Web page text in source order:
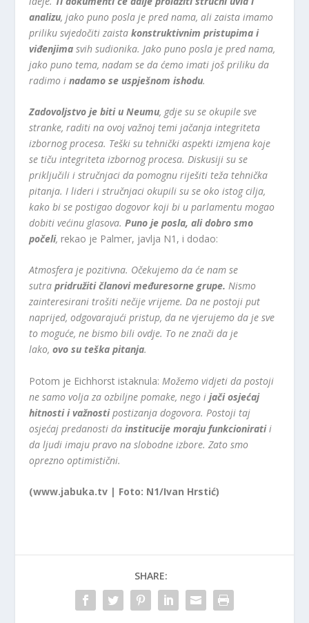
analizu, jako puno posla je pred nama, ali zaista imamo
priliku svjedočiti zaista konstruktivnim pristupima i
viđenjima svih sudionika. Jako puno posla je pred nama,
jako puno tema, nadam se da ćemo imati još priliku da
radimo i nadamo se uspješnom ishodu.
Zadovoljstvo je biti u Neumu, gdje su se okupile sve
stranke, raditi na ovoj važnoj temi jačanja integriteta
izbornog procesa. Teški su tehnički aspekti izmjena koje
se tiču integriteta izbornog procesa. Diskusiji su se
priključili i stručnjaci da pomognu riješiti teža tehnička
pitanja. I lideri i stručnjaci okupili su se oko istog cilja,
kako bi se postigao dogovor koji bi u parlamentu mogao
dobiti većinu glasova.Puno je posla, ali dobro smo
počeli, rekao je Palmer, javlja N1, i dodao:
Atmosfera je pozitivna. Očekujemo da će nam se
sutrapridružiti članovi međuresorne grupe. Nismo
zainteresirani trošiti nečije vrijeme. Da ne postoji put
naprijed, odgovarajući pristup, da ne vjerujemo da je sve
to moguće, ne bismo bili ovdje. To ne znači da je
lako,ovo su teška pitanja.
Potom je Eichhorst istaknula: Možemo vidjeti da postoji
ne samo volja za ozbiljne pomake, nego ijači osjećaj
hitnosti i važnostipostizanja dogovora. Postoji taj
osjećaj predanosti da institucije moraju funkcioniratii
da ljudi imaju pravo na slobodne izbore. Zato smo
oprezno optimistični.
(www.jabuka.tv | Foto: N1/Ivan Hrstić)
SHARE: